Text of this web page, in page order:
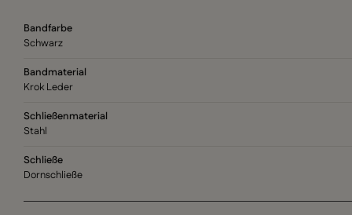
Bandfarbe
Schwarz
Bandmaterial
Krok Leder
Schließenmaterial
Stahl
Schließe
Dornschließe